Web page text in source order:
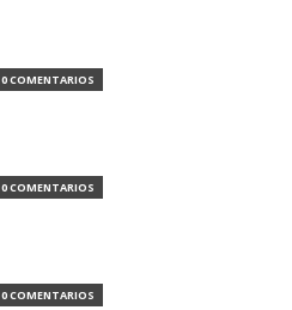
0 COMENTARIOS
0 COMENTARIOS
0 COMENTARIOS